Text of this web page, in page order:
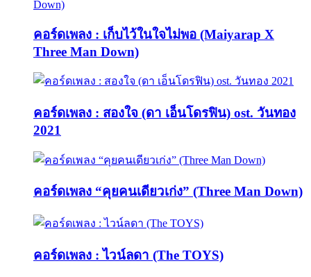
คอร์ดเพลง : เก็บไว้ในใจไม่พอ (Maiyarap X
Three Man Down)
คอร์ดเพลง : สองใจ (ดา เอ็นโดรฟิน) ost. วันทอง
2021
คอร์ดเพลง “คุยคนเดียวเก่ง” (Three Man Down)
คอร์ดเพลง : ไวน์ลดา (The TOYS)